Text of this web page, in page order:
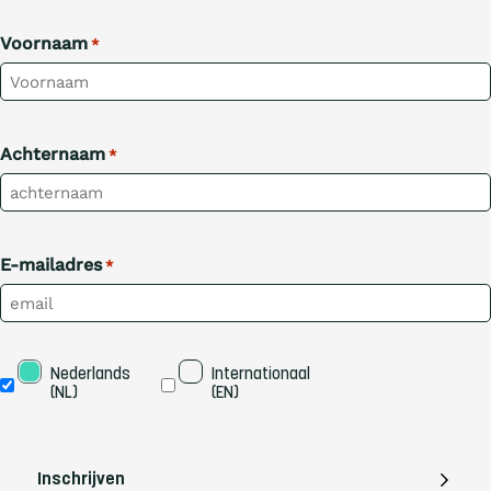
Voornaam *
Achternaam *
E-mailadres *
Taal
Nederlands
(NL)
Internationaal
(EN)
Inschrijven